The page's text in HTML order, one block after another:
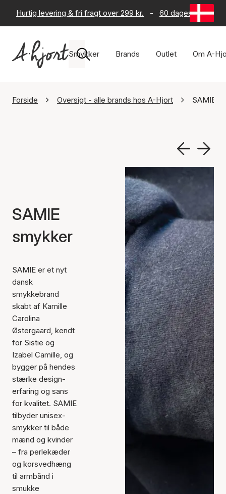
Hurtig levering & fri fragt over 299 kr. - 60 dages returret
Smykker Brands Outlet Om A-
Forside Oversigt - alle brands hos A-Hjort SAMIE
SAMIE
smykker
SAMIE er et nyt
dansk
smykkebrand
skabt af Kamille
Carolina
Østergaard, kendt
for Sistie og
Izabel Camille, og
bygger på hendes
stærke design­
erfaring og sans
for kvalitet. SAMIE
tilbyder unisex-
smykker til både
mænd og kvinder
– fra perlekæder
og korsvedhæng
til armbånd i
smukke